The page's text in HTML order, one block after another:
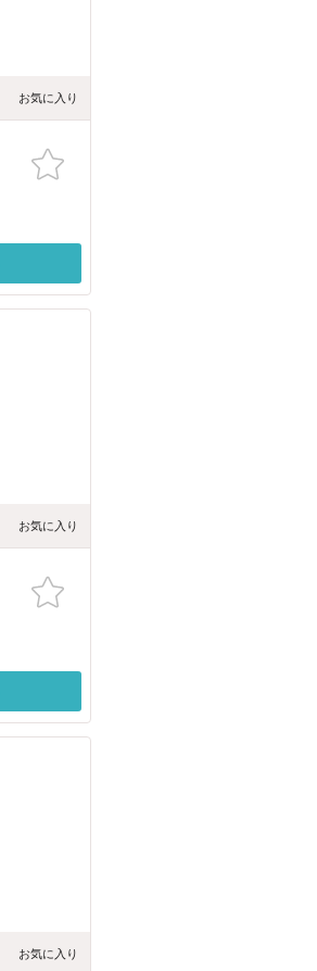
お気に入り
お気に入り
お気に入り